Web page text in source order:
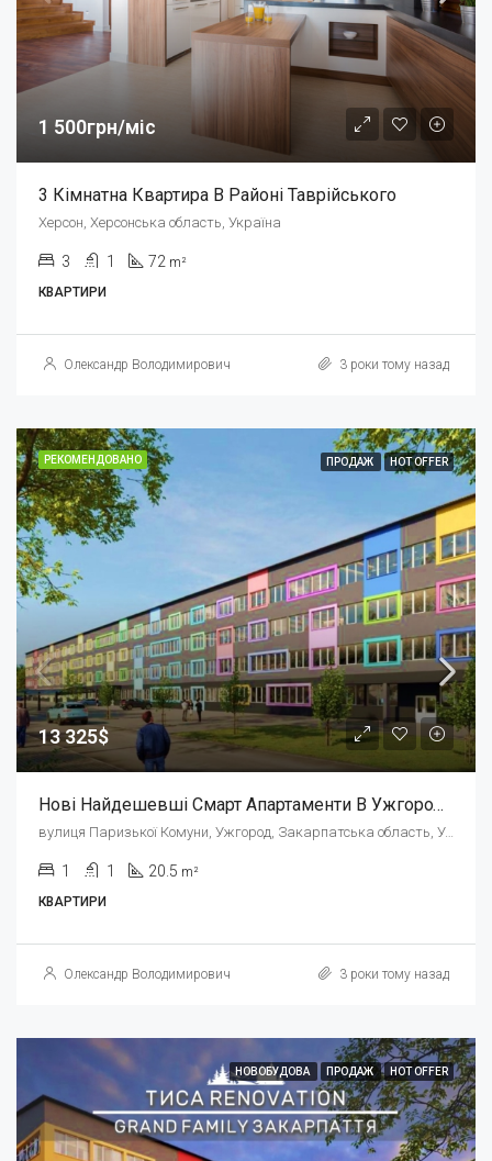
1 500грн/міс
3 Кімнатна Квартира В Районі Таврійського
Херсон, Херсонська область, Україна
3 1 72 m²
КВАРТИРИ
Олександр Володимирович 3 роки тому назад
РЕКОМЕНДОВАНО ПРОДАЖ HOT OFFER
13 325$
Нові Найдешевші Смарт Апартаменти В Ужгороді, Терміново ТисаRenovation
вулиця Паризької Комуни, Ужгород, Закарпатська область, Україна
1 1 20.5 m²
КВАРТИРИ
Олександр Володимирович 3 роки тому назад
НОВОБУДОВА ПРОДАЖ HOT OFFER